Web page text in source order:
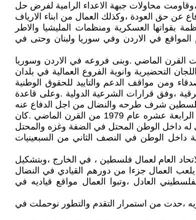
محاولات جبهة الاعداء الرامية لفرض حل
عن حق العودة ،وكذلك العمال من ابناء الارياف
بقواتها العسكرية ومنظمات المليشيا والاطر
في الاردن وفي سوريا ولبنان وحتى في
القرن الماضي .وبنى فروعه في الاردن وسوريا
التحضيرية وانوية الفروع العمالية في بلدان
ومن مواقف الدعم والتاييد للحقوق الوطنية
،وفق قرارات الشرعية الدولية .وعلى قاعدة
فلسطين شرف طرحه والنضال من اجل الدفاع عنه
وتثبيته في الساحة الفلسطينية والعربية وفي العلاقة مع حركة التحرر العالمي واجمع عليه المجلس الوطني الفلسطيني في دورته الرابعة عشره عام 1979 من القرن الماضي .كان
له داخل الوطن المحتل في الضفة وغزه والمحتل
داخل الوطن في النصف الثاني من السبعينيات
العام لعمال فلسطين ، في الخارج ،وبتشكيل
يلعب العمال جزءا من دورهم القيادي في النضال
العادل ،وتبوا العمال مواقع قياديه في
،حدت من استمرار التقدم والتطور نوحملت في